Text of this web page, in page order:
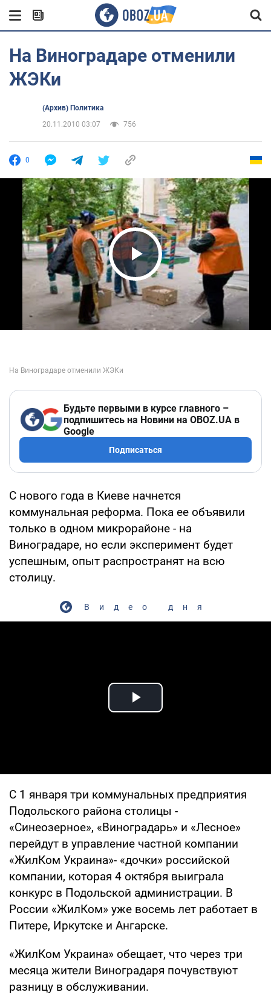
На Виноградаре отменили
ЖЭКи
(Архив) Политика
20.11.2010 03:07
756
0
Play Video
Будьте первыми в курсе главного –
подпишитесь на Новини на OBOZ.UA в
Google
Подписаться
С нового года в Киеве начнется
коммунальная реформа. Пока ее объявили
только в одном микрорайоне - на
Виноградаре, но если эксперимент будет
успешным, опыт распространят на всю
столицу.
Видео дня
Play Video
С 1 января три коммунальных предприятия
Подольского района столицы -
«Синеозерное», «Виноградарь» и «Лесное»
перейдут в управление частной компании
«ЖилКом Украина»- «дочки» российской
компании, которая 4 октября выиграла
конкурс в Подольской администрации. В
России «ЖилКом» уже восемь лет работает в
Питере, Иркутске и Ангарске.
«ЖилКом Украина» обещает, что через три
месяца жители Виноградаря почувствуют
разницу в обслуживании.